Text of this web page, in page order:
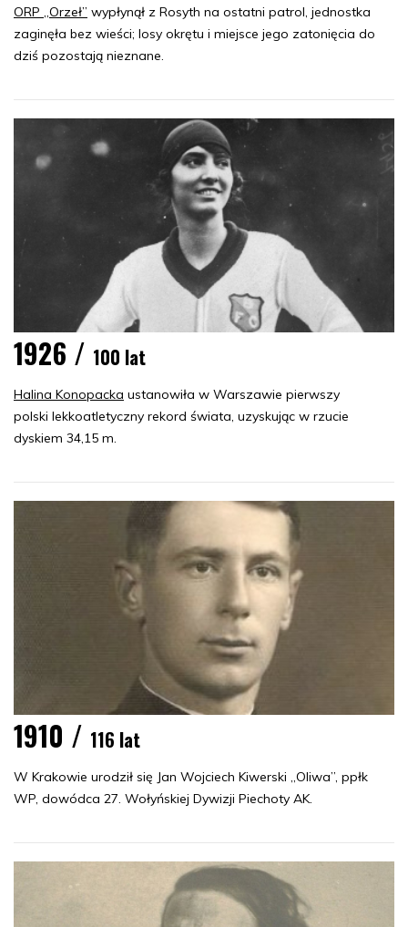
ORP „Orzeł” wypłynął z Rosyth na ostatni patrol, jednostka
zaginęła bez wieści; losy okrętu i miejsce jego zatonięcia do
dziś pozostają nieznane.
1926 / 100 lat
Halina Konopacka ustanowiła w Warszawie pierwszy
polski lekkoatletyczny rekord świata, uzyskując w rzucie
dyskiem 34,15 m.
1910 / 116 lat
W Krakowie urodził się Jan Wojciech Kiwerski „Oliwa”, ppłk
WP, dowódca 27. Wołyńskiej Dywizji Piechoty AK.